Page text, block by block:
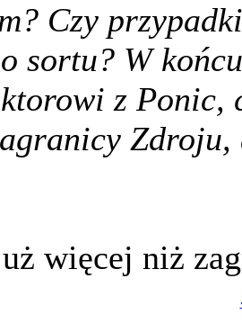
Czy
sortu? W
z
więcej niż